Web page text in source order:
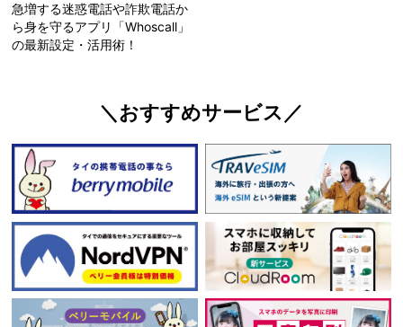
急増する迷惑電話や詐欺電話か
ら身を守るアプリ「Whoscall」
の最新設定・活用術！
＼おすすめサービス／